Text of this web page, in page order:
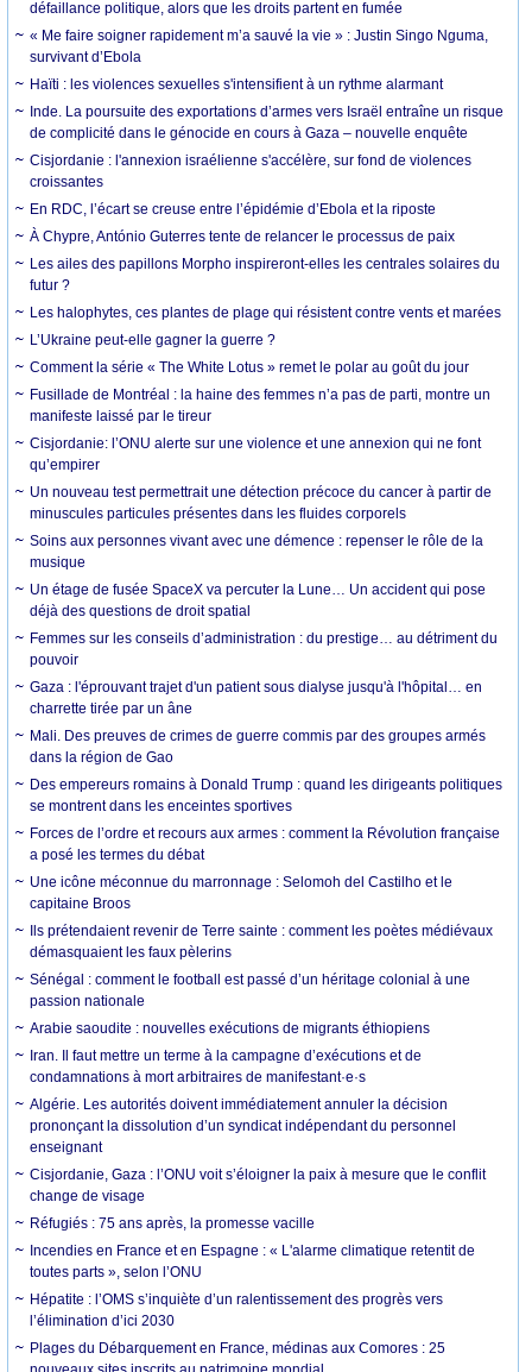
défaillance politique, alors que les droits partent en fumée
« Me faire soigner rapidement m’a sauvé la vie » : Justin Singo Nguma,
survivant d’Ebola
Haïti : les violences sexuelles s'intensifient à un rythme alarmant
Inde. La poursuite des exportations d’armes vers Israël entraîne un risque
de complicité dans le génocide en cours à Gaza – nouvelle enquête
Cisjordanie : l'annexion israélienne s'accélère, sur fond de violences
croissantes
En RDC, l’écart se creuse entre l’épidémie d’Ebola et la riposte
À Chypre, António Guterres tente de relancer le processus de paix
Les ailes des papillons Morpho inspireront-elles les centrales solaires du
futur ?
Les halophytes, ces plantes de plage qui résistent contre vents et marées
L’Ukraine peut-elle gagner la guerre ?
Comment la série « The White Lotus » remet le polar au goût du jour
Fusillade de Montréal : la haine des femmes n’a pas de parti, montre un
manifeste laissé par le tireur
Cisjordanie: l’ONU alerte sur une violence et une annexion qui ne font
qu’empirer
Un nouveau test permettrait une détection précoce du cancer à partir de
minuscules particules présentes dans les fluides corporels
Soins aux personnes vivant avec une démence : repenser le rôle de la
musique
Un étage de fusée SpaceX va percuter la Lune… Un accident qui pose
déjà des questions de droit spatial
Femmes sur les conseils d’administration : du prestige… au détriment du
pouvoir
Gaza : l'éprouvant trajet d'un patient sous dialyse jusqu'à l'hôpital… en
charrette tirée par un âne
Mali. Des preuves de crimes de guerre commis par des groupes armés
dans la région de Gao
Des empereurs romains à Donald Trump : quand les dirigeants politiques
se montrent dans les enceintes sportives
Forces de l’ordre et recours aux armes : comment la Révolution française
a posé les termes du débat
Une icône méconnue du marronnage : Selomoh del Castilho et le
capitaine Broos
Ils prétendaient revenir de Terre sainte : comment les poètes médiévaux
démasquaient les faux pèlerins
Sénégal : comment le football est passé d’un héritage colonial à une
passion nationale
Arabie saoudite : nouvelles exécutions de migrants éthiopiens
Iran. Il faut mettre un terme à la campagne d’exécutions et de
condamnations à mort arbitraires de manifestant·e·s
Algérie. Les autorités doivent immédiatement annuler la décision
prononçant la dissolution d’un syndicat indépendant du personnel
enseignant
Cisjordanie, Gaza : l’ONU voit s’éloigner la paix à mesure que le conflit
change de visage
Réfugiés : 75 ans après, la promesse vacille
Incendies en France et en Espagne : « L'alarme climatique retentit de
toutes parts », selon l’ONU
Hépatite : l’OMS s’inquiète d’un ralentissement des progrès vers
l’élimination d’ici 2030
Plages du Débarquement en France, médinas aux Comores : 25